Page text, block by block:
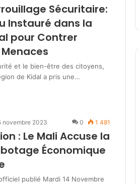
Sécuritaire:
Instauré dans la
pour Contrer
et le bien-être des citoyens,
de Kidal a pris une…
novembre 2023 0 1 481
: Le Mali Accuse la
Économique
publié Mardi 14 Novembre